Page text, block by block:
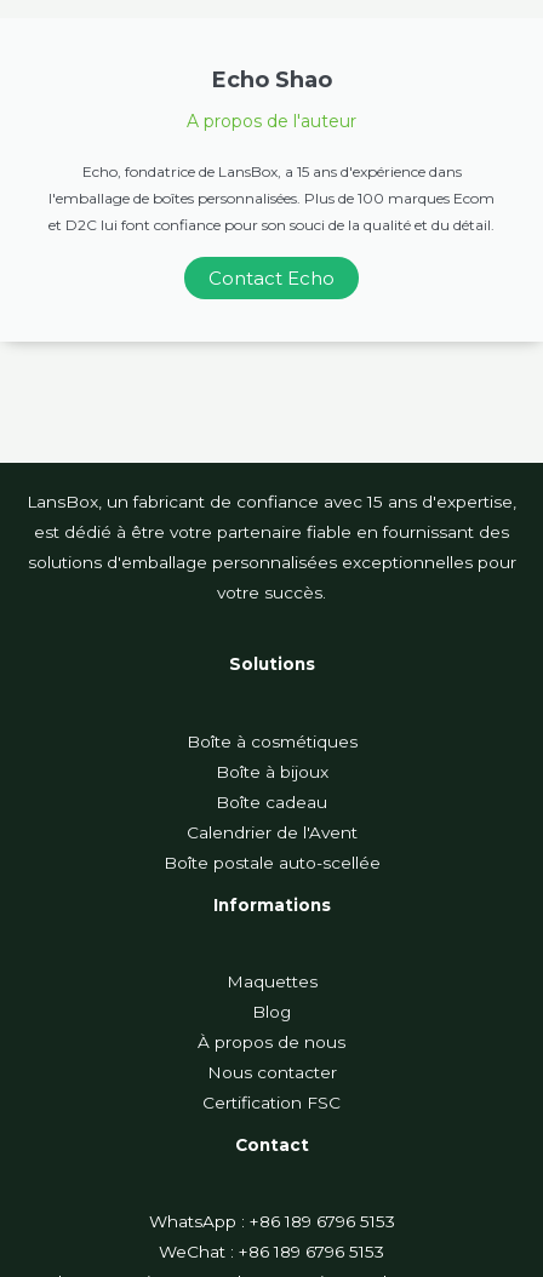
Echo Shao
A propos de l'auteur
Echo, fondatrice de LansBox, a 15 ans d'expérience dans
l'emballage de boîtes personnalisées. Plus de 100 marques Ecom
et D2C lui font confiance pour son souci de la qualité et du détail.
Contact Echo
LansBox, un fabricant de confiance avec 15 ans d'expertise,
est dédié à être votre partenaire fiable en fournissant des
solutions d'emballage personnalisées exceptionnelles pour
votre succès.
Solutions
Boîte à cosmétiques
Boîte à bijoux
Boîte cadeau
Calendrier de l'Avent
Boîte postale auto-scellée
Informations
Maquettes
Blog
À propos de nous
Nous contacter
Certification FSC
Contact
WhatsApp : +86 189 6796 5153
WeChat : +86 189 6796 5153